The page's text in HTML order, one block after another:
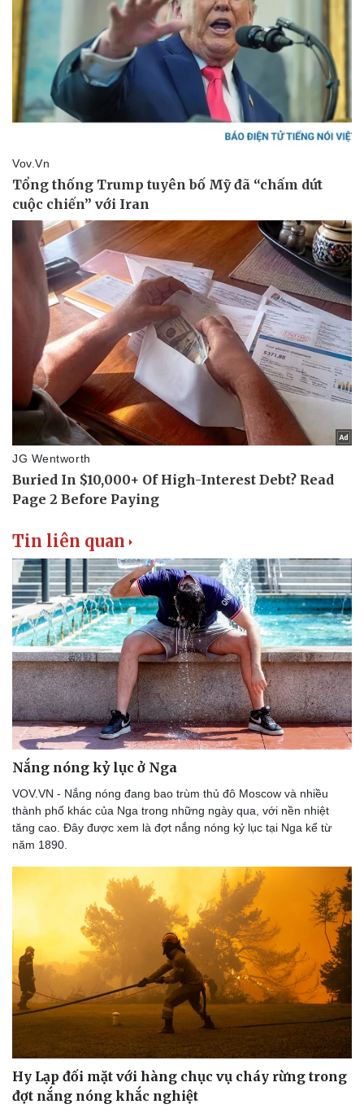
Lịch thi đấu bóng đá
Thế giới thể thao
eSports
Hậu trường
Xe máy
Tư vấn
Tin liên quan
Nắng nóng kỷ lục ở Nga
VOV.VN - Nắng nóng đang bao trùm thủ đô Moscow và nhiều
thành phố khác của Nga trong những ngày qua, với nền nhiệt
tăng cao. Đây được xem là đợt nắng nóng kỷ lục tại Nga kể từ
năm 1890.
Hy Lạp đối mặt với hàng chục vụ cháy rừng trong
đợt nắng nóng khắc nghiệt